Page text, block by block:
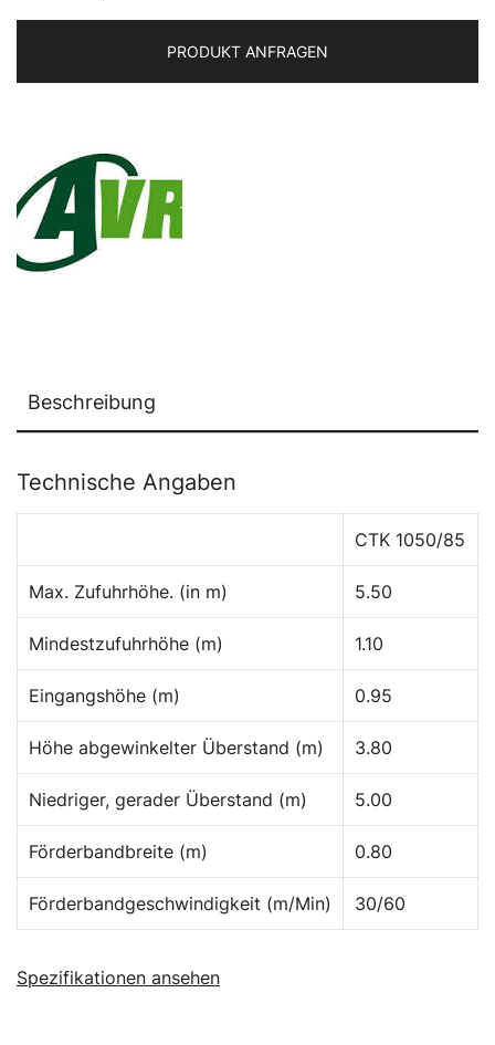
PRODUKT ANFRAGEN
Beschreibung
Technische Angaben
CTK 1050/85
Max. Zufuhrhöhe. (in m) 5.50
Mindestzufuhrhöhe (m) 1.10
Eingangshöhe (m) 0.95
Höhe abgewinkelter Überstand (m) 3.80
Niedriger, gerader Überstand (m) 5.00
Förderbandbreite (m) 0.80
Förderbandgeschwindigkeit (m/Min) 30/60
Spezifikationen ansehen